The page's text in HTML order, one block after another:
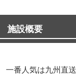
施設概要
一番人気は九州直